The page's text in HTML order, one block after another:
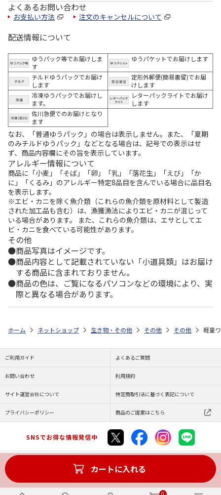
よくあるお問い合わせ
お支払い方法 注文のキャンセルについて
配送情報について
ゆうパック等でお届けしま
す
ゆうパケットでお届けします
チルドゆうパックでお届け
します
定形外郵便(簡易書留)でお届
けします
冷凍ゆうパックでお届けし
ます。
レターパックライトでお届け
します
佐川急便でのお届けとなり
ます
なお、「普通ゆうパック」の場合は表示しません。また、「夏期
のみチルドゆうパック」などとなる場合は、記号での表示はせ
ず、商品内容欄にその旨を表示しています。
アレルギー情報について
商品に「小麦」「そば」「卵」「乳」「落花生」「えび」「か
に」「くるみ」のアレルギー特定8品目を含んでいる場合に品目名
を表示します。
※エビ・カニを除く魚介類（これらの魚介類を原材料として製造
された加工品も含む）は、漁獲漁法によりエビ・カニが混じって
いる場合があります。 また、これらの魚介類は、エサとしてエ
ビ・カニを食べている可能性があります。
その他
商品写真はイメージです。
商品内容として記載されていない「小道具類」はお届け
する商品に含まれておりません。
商品の色は、ご覧になるパソコンなどの環境により、実
際と異なる場合があります。
カートに入れる
ホーム ネットショップ 生き物・その他 その他 その他 軽量
ご利用ガイド よくあるご質問
お問い合わせ 利用規約
サイト運営会社について 特定商取引法に基づく表記について
プライバシーポリシー 商品のご提案はこちら
SNSでお得な情報発信中